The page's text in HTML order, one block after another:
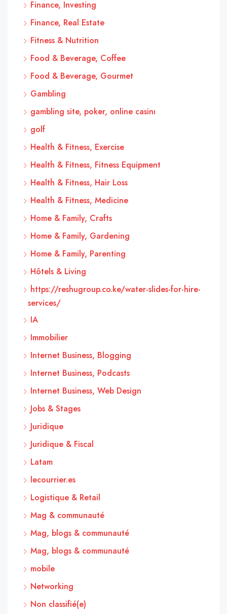
Finance, Investing
Finance, Real Estate
Fitness & Nutrition
Food & Beverage, Coffee
Food & Beverage, Gourmet
Gambling
gambling site, poker, online casinı
golf
Health & Fitness, Exercise
Health & Fitness, Fitness Equipment
Health & Fitness, Hair Loss
Health & Fitness, Medicine
Home & Family, Crafts
Home & Family, Gardening
Home & Family, Parenting
Hôtels & Living
https://reshugroup.co.ke/water-slides-for-hire-
services/
IA
Immobilier
Internet Business, Blogging
Internet Business, Podcasts
Internet Business, Web Design
Jobs & Stages
Juridique
Juridique & Fiscal
Latam
lecourrier.es
Logistique & Retail
Mag & communauté
Mag, blogs & communauté
Mag, blogs & communauté
mobile
Networking
Non classifié(e)